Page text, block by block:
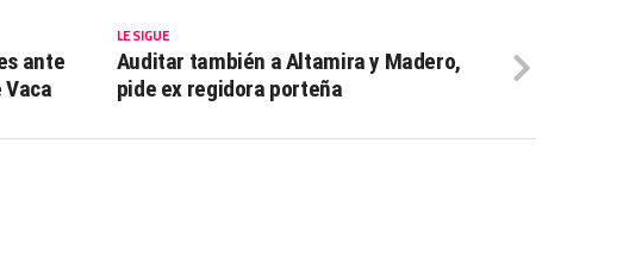
LE SIGUE
Auditar también a Altamira y Madero,
pide ex regidora porteña
ante
Vaca